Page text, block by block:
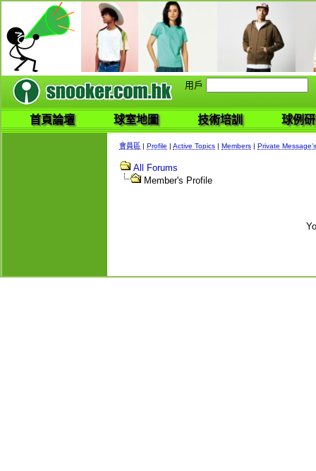
用戶
首頁論壇 球室地圖 技術培訓 球例
會員區 | Profile | Active Topics | Members | Private Message's
All Forums
Member's Profile